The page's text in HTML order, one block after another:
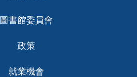
圖書館委員會
政策
就業機會